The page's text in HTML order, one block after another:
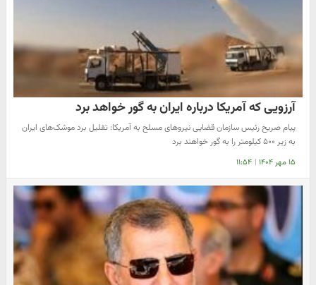
آرزویی که آمریکا درباره ایران به گور خواهد برد
پیام صریح رئیس سازمان قضایی نیروهای مسلح به آمریکا: تقلیل برد موشک‌های ایران
به زیر ۵۰۰ کیلومتر را به گور خواهند برد
۱۵ مهر ۱۴۰۴ | ۱۱:۵۴